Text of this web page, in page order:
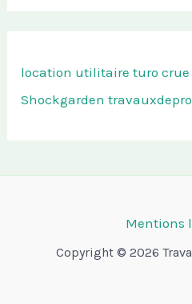
location utilitaire turo
Shockgarden
Mentions
Copyright © 2026